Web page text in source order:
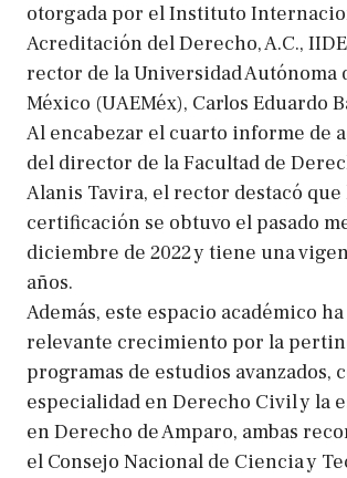
otorgada por el Instituto
Acreditación del Derecho, A.C.,
rector de la Universidad Autónoma
México (UAEMéx), Carlos Eduardo
Al encabezar el cuarto informe de
del director de la Facultad de
Alanis Tavira, el rector destacó que
certificación se obtuvo el pasado
diciembre de 2022 y tiene una
años.
Además, este espacio académico
relevante crecimiento por la
programas de estudios avanzados,
especialidad en Derecho Civil y la
en Derecho de Amparo, ambas
el Consejo Nacional de Ciencia y